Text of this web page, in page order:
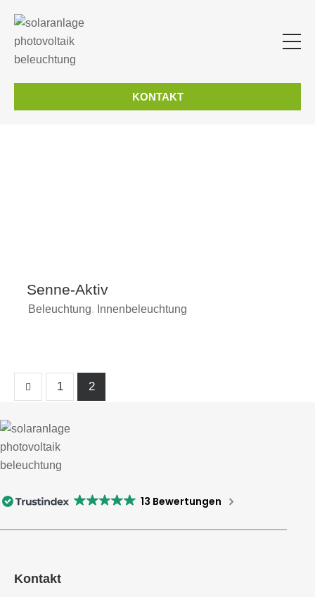
KONTAKT
Senne-Aktiv
Beleuchtung, Innenbeleuchtung
1 2
13 Bewertungen
Kontakt